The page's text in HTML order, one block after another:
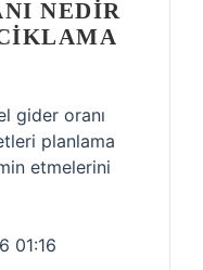
NEDIR
gider oranı
planlama
etmelerini
01:16